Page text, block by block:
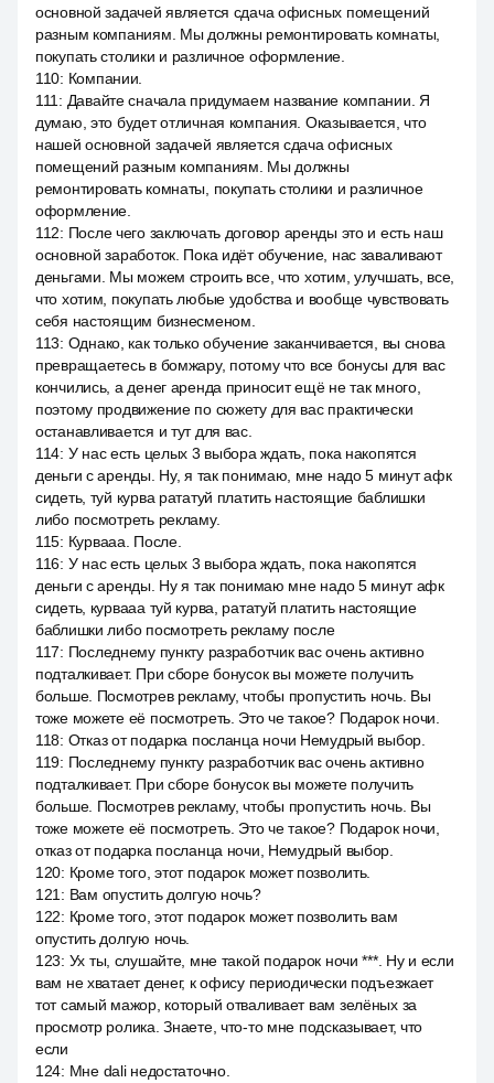
основной задачей является сдача офисных помещений
разным компаниям. Мы должны ремонтировать комнаты,
покупать столики и различное оформление.
110: Компании.
111 : Давайте сначала придумаем название компании. Я
думаю, это будет отличная компания. Оказывается, что
нашей основной задачей является сдача офисных
помещений разным компаниям. Мы должны
ремонтировать комнаты, покупать столики и различное
оформление.
112: После чего заключать договор аренды это и есть наш
основной заработок. Пока идёт обучение, нас заваливают
деньгами. Мы можем строить все, что хотим, улучшать, все,
что хотим, покупать любые удобства и вообще чувствовать
себя настоящим бизнесменом.
113: Однако, как только обучение заканчивается, вы снова
превращаетесь в бомжару, потому что все бонусы для вас
кончились, а денег аренда приносит ещё не так много,
поэтому продвижение по сюжету для вас практически
останавливается и тут для вас.
114: У нас есть целых 3 выбора ждать, пока накопятся
деньги с аренды. Ну, я так понимаю, мне надо 5 минут афк
сидеть, туй курва рататуй платить настоящие баблишки
либо посмотреть рекламу.
115: Курвааа. После.
116: У нас есть целых 3 выбора ждать, пока накопятся
деньги с аренды. Ну я так понимаю мне надо 5 минут афк
сидеть, курвааа туй курва, рататуй платить настоящие
баблишки либо посмотреть рекламу после
117: Последнему пункту разработчик вас очень активно
подталкивает. При сборе бонусок вы можете получить
больше. Посмотрев рекламу, чтобы пропустить ночь. Вы
тоже можете её посмотреть. Это че такое? Подарок ночи.
118: Отказ от подарка посланца ночи Немудрый выбор.
119: Последнему пункту разработчик вас очень активно
подталкивает. При сборе бонусок вы можете получить
больше. Посмотрев рекламу, чтобы пропустить ночь. Вы
тоже можете её посмотреть. Это че такое? Подарок ночи,
отказ от подарка посланца ночи, Немудрый выбор.
120: Кроме того, этот подарок может позволить.
121 : Вам опустить долгую ночь?
122: Кроме того, этот подарок может позволить вам
опустить долгую ночь.
123: Ух ты, слушайте, мне такой подарок ночи ***. Ну и если
вам не хватает денег, к офису периодически подъезжает
тот самый мажор, который отваливает вам зелёных за
просмотр ролика. Знаете, что-то мне подсказывает, что
если
124: Мне dali недостаточно.